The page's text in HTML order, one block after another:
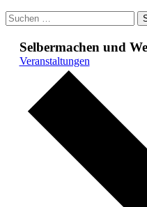
Suchen
nach:
Selbermachen und
Veranstaltungen